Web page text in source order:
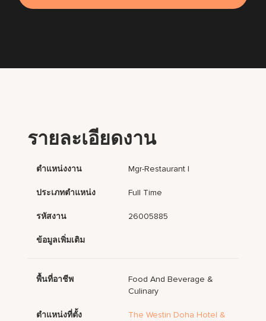
รายละเอียดงาน
ตำแหน่งงาน Mgr-Restaurant I
ประเภทตำแหน่ง Full Time
รหัสงาน 26005885
ข้อมูลเพิ่มเติม
พื้นที่อาชีพ
Food And Beverage &
Culinary
ตำแหน่งที่ตั้ง
The Westin Doha Hotel &